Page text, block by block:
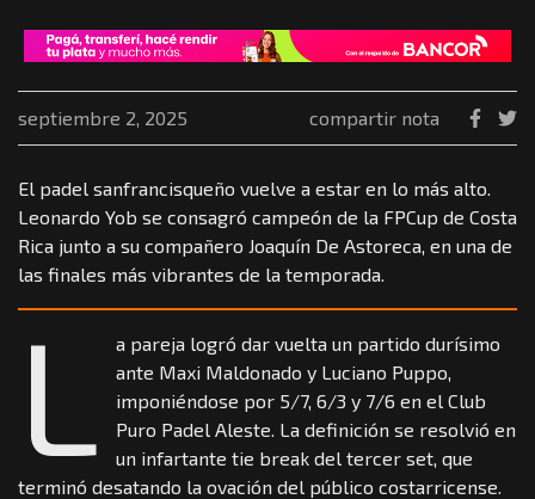
septiembre 2, 2025 compartir nota
El padel sanfrancisqueño vuelve a estar en lo más alto.
Leonardo Yob se consagró campeón de la FPCup de Costa
Rica junto a su compañero Joaquín De Astoreca, en una de
las finales más vibrantes de la temporada.
L
a pareja logró dar vuelta un partido durísimo
ante Maxi Maldonado y Luciano Puppo,
imponiéndose por 5/7, 6/3 y 7/6 en el Club
Puro Padel Aleste. La definición se resolvió en
un infartante tie break del tercer set, que
terminó desatando la ovación del público costarricense.